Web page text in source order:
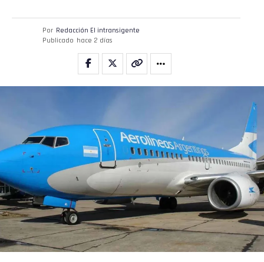
Por Redacción El intransigente
Publicado hace 2 días